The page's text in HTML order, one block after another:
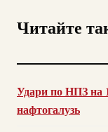
Читайте
Удари по НПЗ на
нафтогалузь